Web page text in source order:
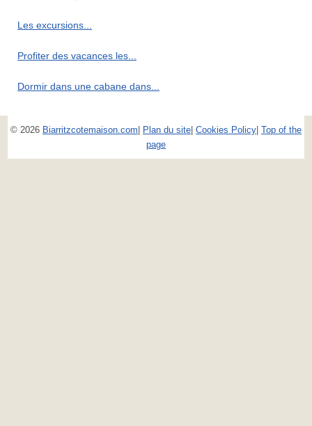
Les excursions...
Profiter des vacances les...
Dormir dans une cabane dans...
© 2026 Biarritzcotemaison.com Plan du site Cookies Policy Top of the
page